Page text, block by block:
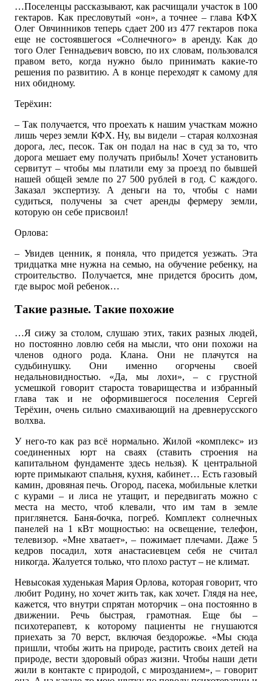
…Поселенцы рассказывают, как расчищали участок в 100
гектаров. Как пресловутый «он», а точнее – глава КФХ
Олег Овчинников теперь сдает 200 из 477 гектаров пока
еще не состоявшегося «Солнечного» в аренду. Как до
того Олег Геннадьевич вовсю, по их словам, пользовался
правом вето, когда нужно было принимать какие-то
решения по развитию. А в конце переходят к самому для
них обидному.
Терёхин:
– Так получается, что проехать к нашим участкам можно
лишь через земли КФХ. Ну, вы видели – старая колхозная
дорога, лес, песок. Так он подал на нас в суд за то, что
дорога мешает ему получать прибыль! Хочет установить
сервитут – чтобы мы платили ему за проезд по бывшей
нашей общей земле по 27 500 рублей в год. С каждого.
Заказал экспертизу. А деньги на то, чтобы с нами
судиться, получены за счет аренды фермеру земли,
которую он себе присвоил!
Орлова:
– Увидев ценник, я поняла, что придется уезжать. Эта
тридцатка мне нужна на семью, на обучение ребенку, на
строительство. Получается, мне придется бросить дом,
где вырос мой ребенок…
Такие разные. Такие похожие
…Я сижу за столом, слушаю этих, таких разных людей,
но постоянно ловлю себя на мысли, что они похожи на
членов одного рода. Клана. Они не плачутся на
судьбинушку. Они именно огорчены своей
недальновидностью. «Да, мы лохи», – с грустной
усмешкой говорит староста товарищества и избранный
глава так и не оформившегося поселения Сергей
Терёхин, очень сильно смахивающий на древнерусского
волхва.
У него-то как раз всё нормально. Жилой «комплекс» из
соединенных юрт на сваях (ставить строения на
капитальном фундаменте здесь нельзя). К центральной
юрте примыкают спальня, кухня, кабинет… Есть газовый
камин, дровяная печь. Огород, пасека, мобильные клетки
с курами – и лиса не утащит, и передвигать можно с
места на место, чтоб клевали, что им там в земле
приглянется. Баня-бочка, погреб. Комплект солнечных
панелей на 1 кВт мощностью: на освещение, телефон,
телевизор. «Мне хватает», – пожимает плечами. Даже 5
кедров посадил, хотя анастасиевцем себя не считал
никогда. Жалуется только, что плохо растут – не климат.
Невысокая худенькая Мария Орлова, которая говорит, что
любит Родину, но хочет жить так, как хочет. Глядя на нее,
кажется, что внутри спрятан моторчик – она постоянно в
движении. Речь быстрая, грамотная. Еще бы –
психотерапевт, к которому пациенты не гнушаются
приехать за 70 верст, включая бездорожье. «Мы сюда
пришли, чтобы жить на природе, растить своих детей на
природе, вести здоровый образ жизни. Чтобы наши дети
жили в контакте с природой, с мирозданием», – говорит